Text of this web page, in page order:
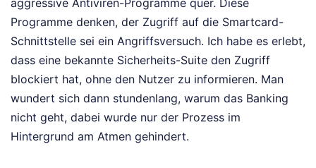
aggressive Antiviren-Programme quer. Diese
Programme denken, der Zugriff auf die Smartcard-
Schnittstelle sei ein Angriffsversuch. Ich habe es erlebt,
dass eine bekannte Sicherheits-Suite den Zugriff
blockiert hat, ohne den Nutzer zu informieren. Man
wundert sich dann stundenlang, warum das Banking
nicht geht, dabei wurde nur der Prozess im
Hintergrund am Atmen gehindert.